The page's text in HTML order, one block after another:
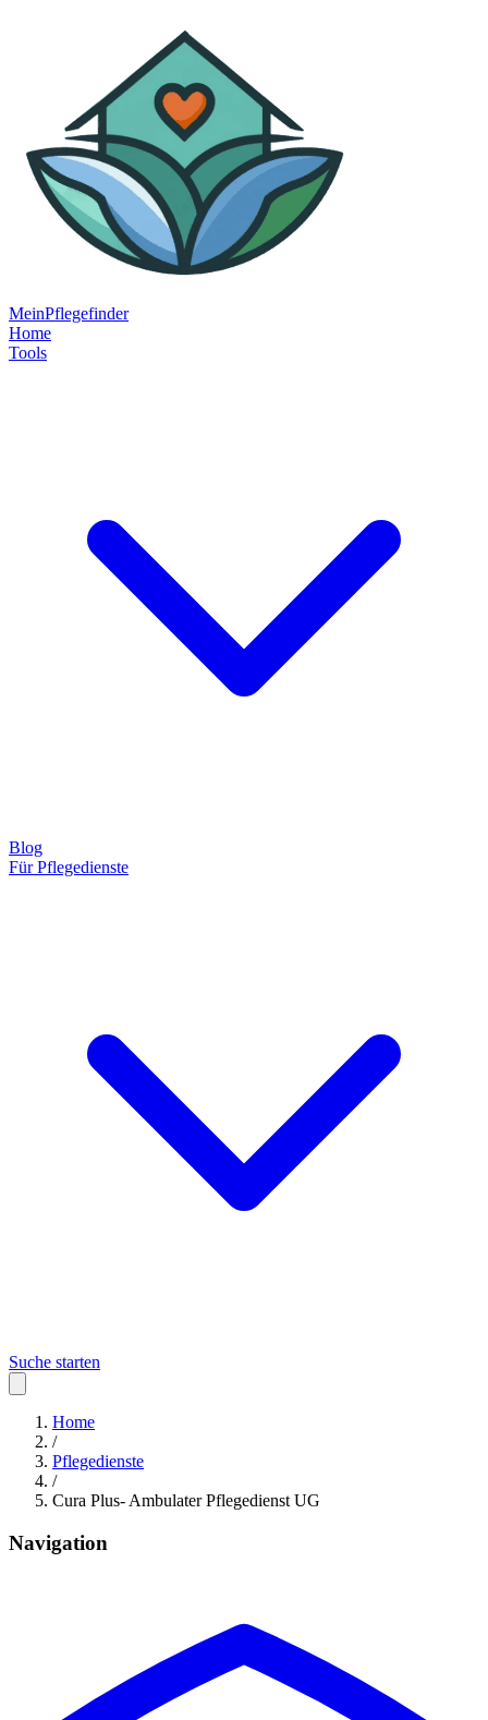
MeinPflegefinder
Home
Tools
Blog
Für Pflegedienste
Suche starten
Home
/
Pflegedienste
/
Cura Plus- Ambulater Pflegedienst UG
Navigation